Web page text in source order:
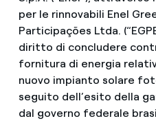
per le rinnovabili Enel
Participações Ltda.
diritto di concludere
fornitura di energia
nuovo impianto solare
seguito dell’esito della
dal governo federale